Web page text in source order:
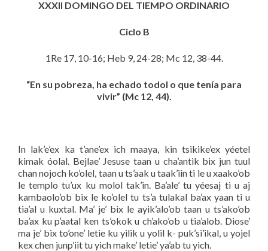
XXXII DOMINGO DEL TIEMPO ORDINARIO
Ciclo B
1Re 17, 10-16; Heb 9, 24-28; Mc 12, 38-44.
“En su pobreza, ha echado todol o que tenía para
vivir” (Mc 12, 44).
In lak’e’ex ka t’ane’ex ich maaya, kin tsikike’ex yéetel
kimak óolal. Bejlae’ Jesuse taan u cha’antik bix jun tuul
chan nojoch ko’olel, taan u ts’aak u taak’iin ti le u xaako’ob
le templo tu’ux ku molol tak’in. Ba’ale’ tu yéesaj ti u aj
kambaolo’ob bix le ko’olel tu ts’a tulakal ba’ax yaan ti u
tia’al u kuxtal. Ma’ je’ bix le ayik’alo’ob taan u ts’ako’ob
ba’ax ku p’aatal ken ts’okok u ch’ako’ob u tia’alob. Diose’
ma je’ bix to’one’ letie ku yilik u yolil k- puk’si’ikal, u yojel
kex chen junp’iit tu yich make’ letie’ ya’ab tu yich.